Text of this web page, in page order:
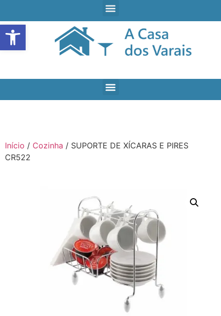
Open toolbar
Início / Cozinha / SUPORTE DE XÍCARAS E PIRES
CR522